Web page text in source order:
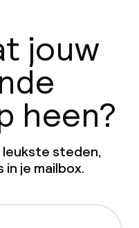
jouw
heen?
steden,
je mailbox.